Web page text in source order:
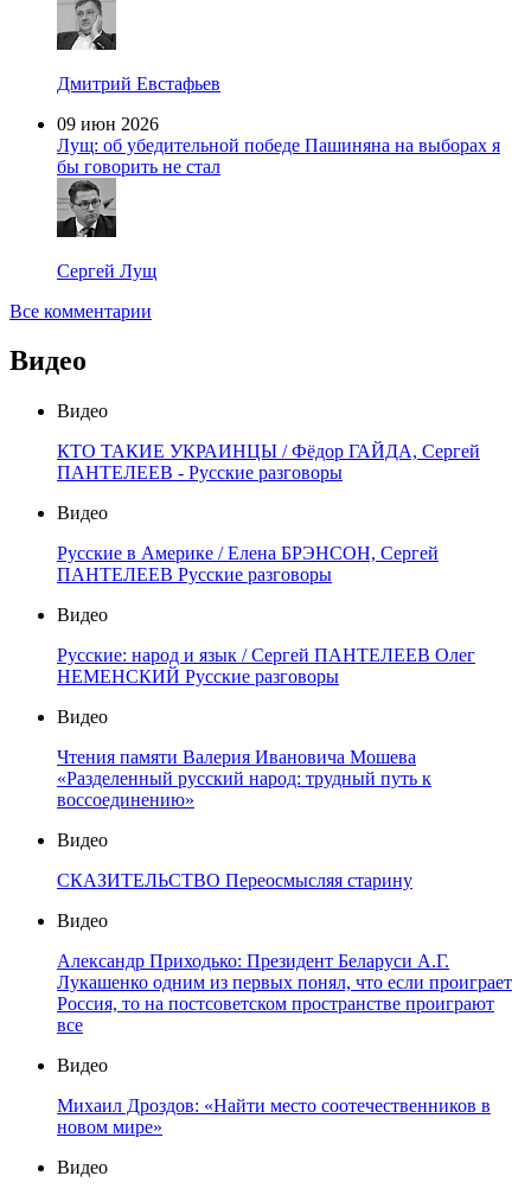
Дмитрий Евстафьев
09 июн 2026
Лущ: об убедительной победе Пашиняна на выборах я
бы говорить не стал
Сергей Лущ
Все комментарии
Видео
Видео
КТО ТАКИЕ УКРАИНЦЫ / Фёдор ГАЙДА, Сергей
ПАНТЕЛЕЕВ - Русские разговоры
Видео
Русские в Америке / Елена БРЭНСОН, Сергей
ПАНТЕЛЕЕВ Русские разговоры
Видео
Русские: народ и язык / Сергей ПАНТЕЛЕЕВ Олег
НЕМЕНСКИЙ Русские разговоры
Видео
Чтения памяти Валерия Ивановича Мошева
«Разделенный русский народ: трудный путь к
воссоединению»
Видео
СКАЗИТЕЛЬСТВО Переосмысляя старину
Видео
Александр Приходько: Президент Беларуси А.Г.
Лукашенко одним из первых понял, что если проиграет
Россия, то на постсоветском пространстве проиграют
все
Видео
Михаил Дроздов: «Найти место соотечественников в
новом мире»
Видео